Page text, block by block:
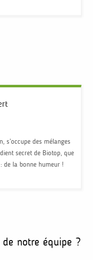
s’occupe des mélanges
secret de Biotop, que
de la bonne humeur !
notre équipe ?